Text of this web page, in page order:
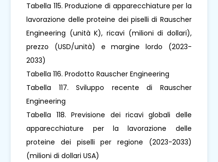
Tabella 115. Produzione di apparecchiature per la
lavorazione delle proteine ​​dei piselli di Rauscher
Engineering (unità K), ricavi (milioni di dollari),
prezzo (USD/unità) e margine lordo (2023-
2033)
Tabella 116. Prodotto Rauscher Engineering
Tabella 117. Sviluppo recente di Rauscher
Engineering
Tabella 118. Previsione dei ricavi globali delle
apparecchiature per la lavorazione delle
proteine ​​dei piselli per regione (2023-2033)
(milioni di dollari USA)